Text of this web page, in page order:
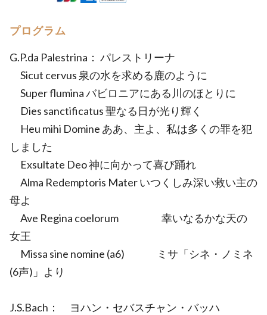
プログラム
G.P.da Palestrina： パレストリーナ
Sicut cervus 泉の水を求める鹿のように
Super flumina バビロニアにある川のほとりに
Dies sanctificatus 聖なる日が光り輝く
Heu mihi Domine ああ、主よ、私は多くの罪を犯
しました
Exsultate Deo 神に向かって喜び踊れ
Alma Redemptoris Mater いつくしみ深い救い主の
母よ
Ave Regina coelorum 幸いなるかな天の
女王
Missa sine nomine (a6) ミサ「シネ・ノミネ
(6声)」より
J.S.Bach： ヨハン・セバスチャン・バッハ